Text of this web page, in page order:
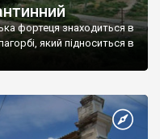
фортеця знаходиться в
який підноситься в